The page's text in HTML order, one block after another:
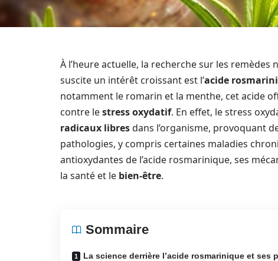
À l’heure actuelle, la recherche sur les remèdes
suscite un intérêt croissant est l’acide
notamment le romarin et la menthe, cet acide
contre lestress oxydatif. En effet, le stress
radicaux libresdans l’organisme, provoquant
pathologies, y compris certaines maladies
antioxydantes de l’acide rosmarinique, ses
la santé et le bien-être.
Sommaire
La science derrière l’acide rosmarinique et ses